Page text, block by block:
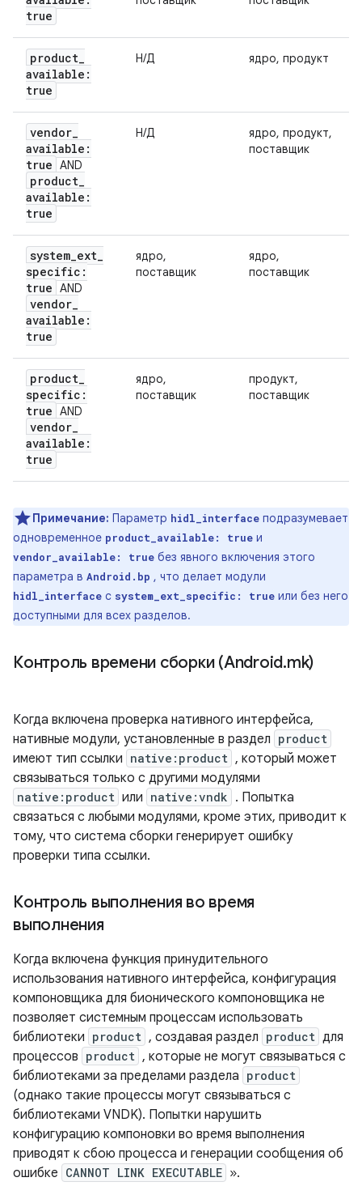
true
product_
available:
true
Н/Д ядро, продукт
vendor_
available:
true AND
product_
available:
true
Н/Д
ядро, продукт,
поставщик
system_ext_
specific:
true AND
vendor_
available:
true
ядро,
поставщик
ядро,
поставщик
product_
specific:
true AND
vendor_
available:
true
ядро,
поставщик
продукт,
поставщик
Примечание: Параметр hidl_interface подразумевает
одновременное product_available: true и
vendor_available: true без явного включения этого
параметра в Android.bp , что делает модули
hidl_interface с system_ext_specific: true или без него
доступными для всех разделов.
Контроль времени сборки (Android.mk)
Когда включена проверка нативного интерфейса,
нативные модули, установленные в раздел product
имеют тип ссылки native:product , который может
связываться только с другими модулями
native:product или native:vndk . Попытка
связаться с любыми модулями, кроме этих, приводит к
тому, что система сборки генерирует ошибку
проверки типа ссылки.
Контроль выполнения во время
выполнения
Когда включена функция принудительного
использования нативного интерфейса, конфигурация
компоновщика для бионического компоновщика не
позволяет системным процессам использовать
библиотеки product , создавая раздел product для
процессов product , которые не могут связываться с
библиотеками за пределами раздела product
(однако такие процессы могут связываться с
библиотеками VNDK). Попытки нарушить
конфигурацию компоновки во время выполнения
приводят к сбою процесса и генерации сообщения об
ошибке CANNOT LINK EXECUTABLE ».